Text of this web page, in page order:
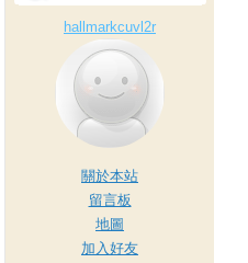
hallmarkcuvl2r
關於本站
留言板
地圖
加入好友